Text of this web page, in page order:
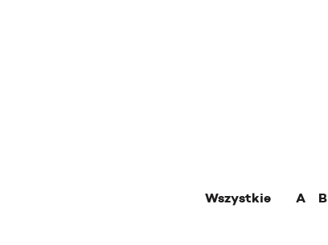
Wszystkie A B